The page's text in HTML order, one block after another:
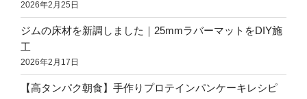
2026年2月25日
ジムの床材を新調しました｜25mmラバーマットをDIY施
工
2026年2月17日
【高タンパク朝食】手作りプロテインパンケーキレシピ